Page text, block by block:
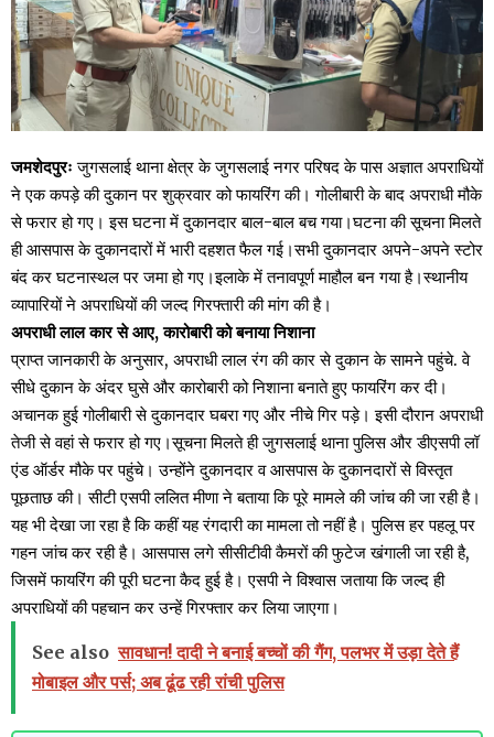
जमशेदपुरः जुगसलाई थाना क्षेत्र के जुगसलाई नगर परिषद के पास अज्ञात अपराधियों
ने एक कपड़े की दुकान पर शुक्रवार को फायरिंग की। गोलीबारी के बाद अपराधी मौके
से फरार हो गए। इस घटना में दुकानदार बाल-बाल बच गया।घटना की सूचना मिलते
ही आसपास के दुकानदारों में भारी दहशत फैल गई।सभी दुकानदार अपने-अपने स्टोर
बंद कर घटनास्थल पर जमा हो गए।इलाके में तनावपूर्ण माहौल बन गया है।स्थानीय
व्यापारियों ने अपराधियों की जल्द गिरफ्तारी की मांग की है।
अपराधी लाल कार से आए, कारोबारी को बनाया निशाना
प्राप्त जानकारी के अनुसार, अपराधी लाल रंग की कार से दुकान के सामने पहुंचे. वे
सीधे दुकान के अंदर घुसे और कारोबारी को निशाना बनाते हुए फायरिंग कर दी।
अचानक हुई गोलीबारी से दुकानदार घबरा गए और नीचे गिर पड़े। इसी दौरान अपराधी
तेजी से वहां से फरार हो गए।सूचना मिलते ही जुगसलाई थाना पुलिस और डीएसपी लॉ
एंड ऑर्डर मौके पर पहुंचे। उन्होंने दुकानदार व आसपास के दुकानदारों से विस्तृत
पूछताछ की। सीटी एसपी ललित मीणा ने बताया कि पूरे मामले की जांच की जा रही है।
यह भी देखा जा रहा है कि कहीं यह रंगदारी का मामला तो नहीं है। पुलिस हर पहलू पर
गहन जांच कर रही है। आसपास लगे सीसीटीवी कैमरों की फुटेज खंगाली जा रही है,
जिसमें फायरिंग की पूरी घटना कैद हुई है। एसपी ने विश्वास जताया कि जल्द ही
अपराधियों की पहचान कर उन्हें गिरफ्तार कर लिया जाएगा।
See also सावधान! दादी ने बनाई बच्चों की गैंग, पलभर में उड़ा देते हैं
मोबाइल और पर्स; अब ढूंढ रही रांची पुलिस